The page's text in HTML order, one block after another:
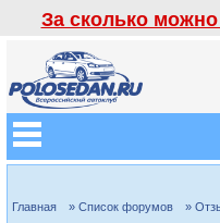
За сколько
Главная » Список форумов
»